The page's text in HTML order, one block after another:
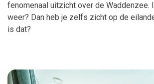
fenomenaal uitzicht over de Waddenzee.
weer? Dan heb je zelfs zicht op de
is dat?